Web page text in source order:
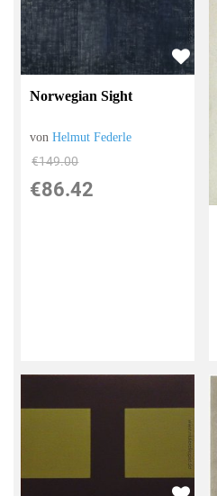
Norwegian Sight
vonHelmut Federle
€149.00
€86.42